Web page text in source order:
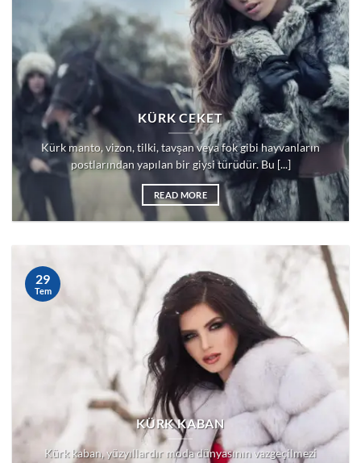
KÜRK CEKET
Kürk manto, vizon, tilki, tavşan veya fok gibi hayvanların
postlarından yapılan bir giysi türüdür. Bu [...]
READ MORE
KÜRK KABAN
Kürk kaban, yüzyıllardır moda dünyasının vazgeçilmezi
29
Tem